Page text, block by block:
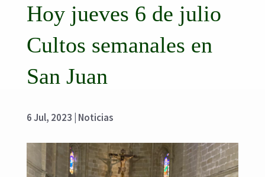
Hoy jueves 6 de julio
Cultos semanales en
San Juan
6 Jul, 2023 Noticias